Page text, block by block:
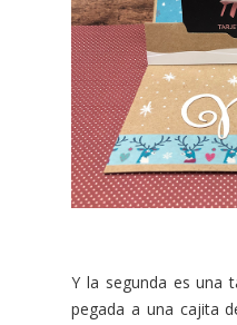
Y la segunda es una
pegada a una cajita